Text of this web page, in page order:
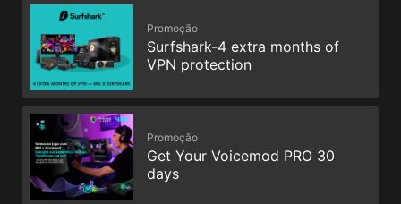
Promoção
Surfshark-4 extra months of
VPN protection
Promoção
Get Your Voicemod PRO 30
days